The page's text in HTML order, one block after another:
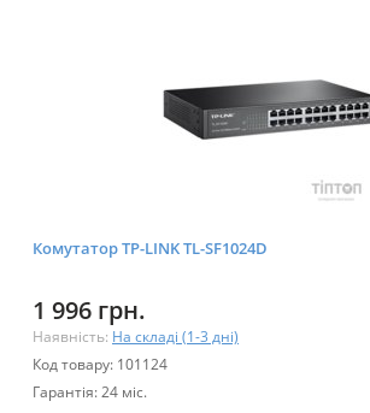
Комутатор TP-LINK TL-SF1024D
1 996 грн.
Наявність: На складі (1-3 дні)
Код товару: 101124
Гарантія: 24 міс.